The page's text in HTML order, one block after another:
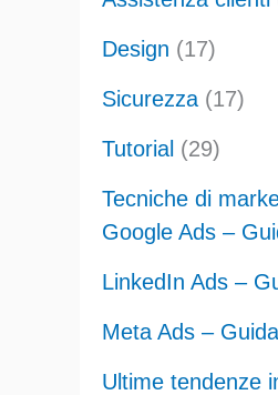
Design (17)
Sicurezza(17)
Tutorial(29)
Tecniche di
Google Ads –
LinkedIn Ads –
Meta Ads –
Ultime tendenze